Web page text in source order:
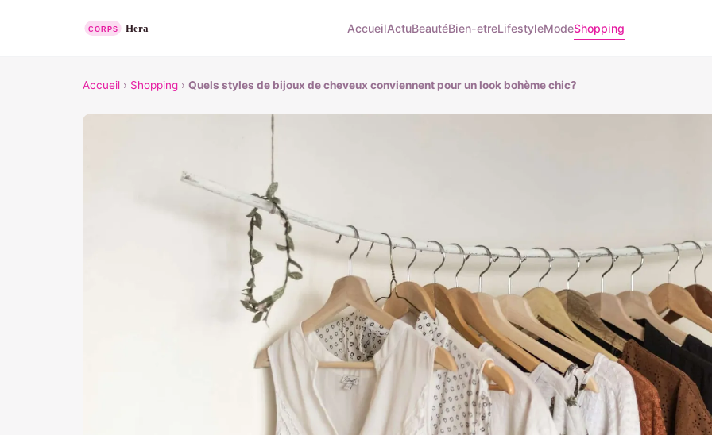
AccueilActuBeautéBien-etreLifestyleModeShopping
Accueil › Shopping › Quels styles de bijoux de cheveux conviennent pour un look bohème chic?